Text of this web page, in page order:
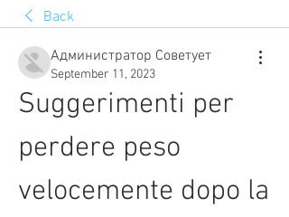
Back
Администратор Советует
September 11, 2023
Suggerimenti per
perdere peso
velocemente dopo la